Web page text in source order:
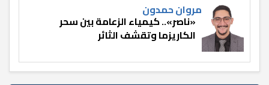
مروان حمدون
«ناصر».. كيمياء الزعامة بين سحر
الكاريزما وتقشف الثائر